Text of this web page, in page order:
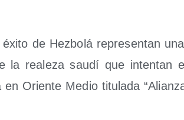
de Hez­bo­lá repre­sen­tan
la reale­za sau­dí que inten­tan
Orien­te Medio titu­la­da